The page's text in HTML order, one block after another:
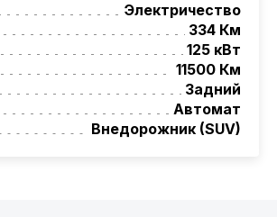
Кореи, ОАЭ.
полный спектр услуг: поиск
согласно заявке,
полное
сопровождение, помощь
Экономьте свое время и
Электричество
334 Км
125 кВт
11500 Км
Задний
Автомат
Внедорожник (SUV)